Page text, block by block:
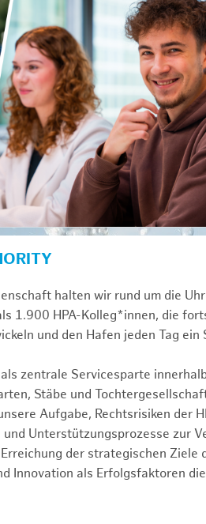
halten wir rund um die
1.900 HPA-Kolleg*innen, die
und den Hafen jeden Tag ein
zentrale Servicesparte
Stäbe und
Aufgabe, Rechtsrisiken der
Unterstützungsprozesse zur
der strategischen Ziele
Innovation als Erfolgsfaktoren